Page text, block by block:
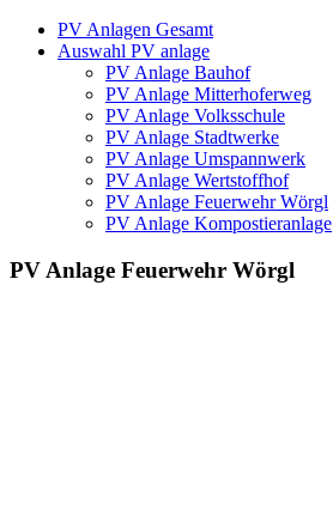
PV Anlagen Gesamt
Auswahl PV anlage
PV Anlage Bauhof
PV Anlage Mitterhoferweg
PV Anlage Volksschule
PV Anlage Stadtwerke
PV Anlage Umspannwerk
PV Anlage Wertstoffhof
PV Anlage Feuerwehr Wörgl
PV Anlage Kompostieranlage
PV Anlage Feuerwehr Wörgl